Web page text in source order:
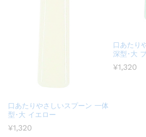
口あたりやさしいスプーン 一体
型･大 イエロー
¥1,320
口あたり
深型･大
¥1,320